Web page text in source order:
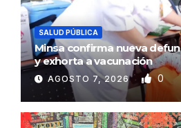
SALUD PÚBLICA
Minsa confirma nueva
y exhorta a vacunación
AGOSTO 7, 2026 0